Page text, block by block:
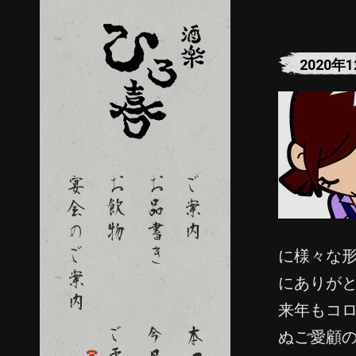
2020年
に様々な
にありが
来年もコ
ぬご愛顧